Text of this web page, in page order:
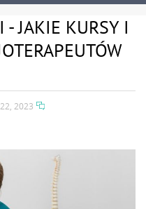
- JAKIE KURSY I
2023